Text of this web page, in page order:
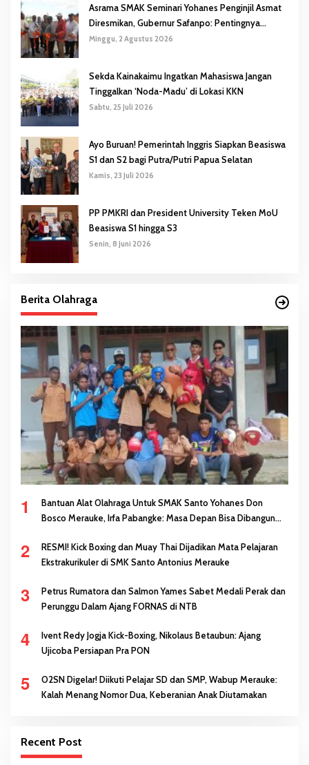
Asrama SMAK Seminari Yohanes Penginjil Asmat
Diresmikan, Gubernur Safanpo: Pentingnya
Pendidikan Karakter
Minggu, 2 Agustus 2026
Sekda Kainakaimu Ingatkan Mahasiswa Jangan
Tinggalkan ‘Noda-Madu’ di Lokasi KKN
Sabtu, 25 Juli 2026
Ayo Buruan! Pemerintah Inggris Siapkan Beasiswa
S1 dan S2 bagi Putra/Putri Papua Selatan
Kamis, 23 Juli 2026
PP PMKRI dan President University Teken MoU
Beasiswa S1 hingga S3
Senin, 8 Juni 2026
Berita Olahraga
1
Bantuan Alat Olahraga Untuk SMAK Santo Yohanes Don
Bosco Merauke, Irfa Pabangke: Masa Depan Bisa Dibangun
2
RESMI! Kick Boxing dan Muay Thai Dijadikan Mata Pelajaran
Ekstrakurikuler di SMK Santo Antonius Merauke
3
Petrus Rumatora dan Salmon Yames Sabet Medali Perak dan
Perunggu Dalam Ajang FORNAS di NTB
4
Ivent Redy Jogja Kick-Boxing, Nikolaus Betaubun: Ajang
Ujicoba Persiapan Pra PON
5
O2SN Digelar! Diikuti Pelajar SD dan SMP, Wabup Merauke:
Kalah Menang Nomor Dua, Keberanian Anak Diutamakan
Recent Post